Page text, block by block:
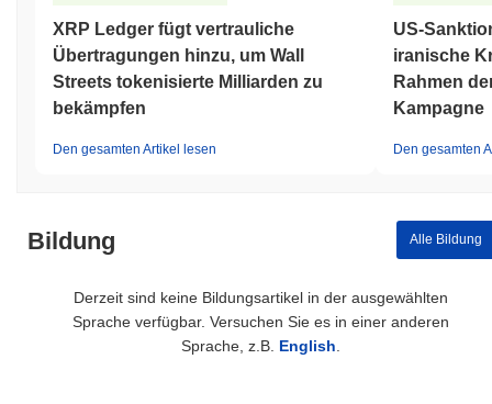
XRP Ledger fügt vertrauliche
Übertragungen hinzu, um Wall
Streets tokenisierte Milliarden zu
bekämpfen
Den gesamten Artikel lesen
US-
iranische
Rahmen
Kampagne
Den gesamten
Bildung Alle Bildung
Derzeit sind keine Bildungsartikel in der ausgewählten
Sprache verfügbar. Versuchen Sie es in einer anderen
Sprache, z.B. English